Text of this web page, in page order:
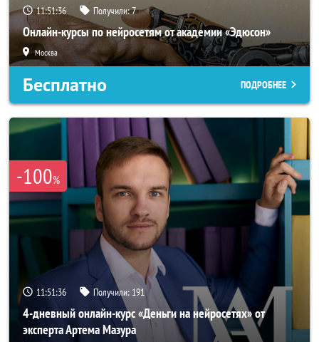
11:51:36 Получили:7
Онлайн-курсы по нейросетям от академии «Эдюсон»
Москва
Бесплатно ПОДРОБНЕЕ
-100%
11:51:36 Получили: 191
4-дневный онлайн-курс «Деньги на нейросетях» от
эксперта Артема Мазура